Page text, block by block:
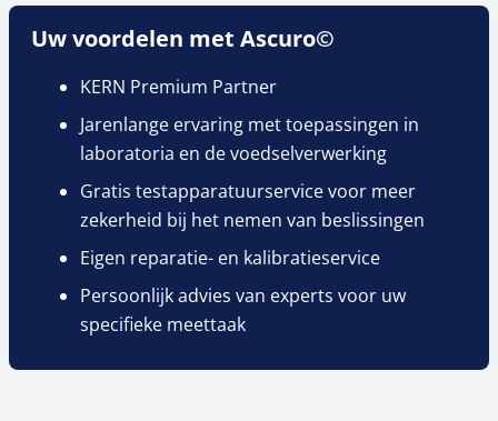
Uw voordelen met Ascuro©
KERN Premium Partner
Jarenlange ervaring met toepassingen in
laboratoria en de voedselverwerking
Gratis testapparatuurservice voor meer
zekerheid bij het nemen van beslissingen
Eigen reparatie- en kalibratieservice
Persoonlijk advies van experts voor uw
specifieke meettaak